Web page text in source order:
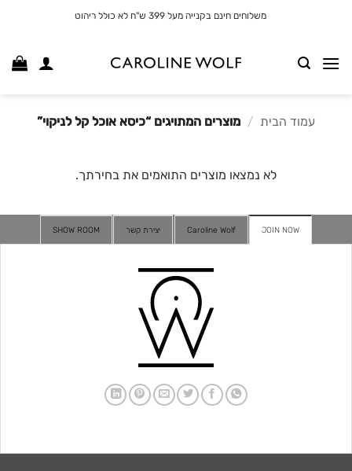
משלוחים חינם בקנייה מעל 399 ש"ח לא כולל ריהוט
עמוד הבית / מוצרים המתויגים “כיסא אוכל קל לניקוי”
לא נמצאו מוצרים התואמים את בחירתך.
JOIN NOW
Caroline Wolf יצירת קשר SHOW ROOM